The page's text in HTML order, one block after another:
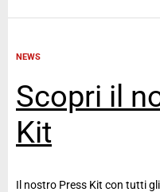
NEWS
Scopri il
Kit
Il nostro Press Kit con tutti